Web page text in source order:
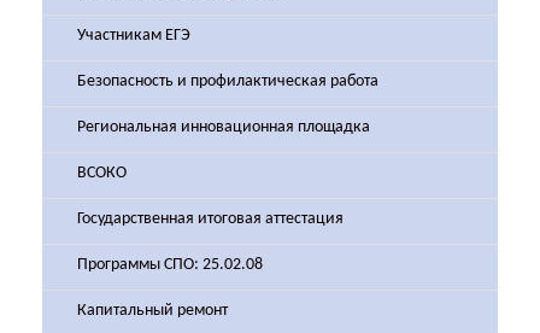
Участникам ЕГЭ
Безопасность и профилактическая работа
Региональная инновационная площадка
ВСОКО
Государственная итоговая аттестация
Программы СПО: 25.02.08
Капитальный ремонт